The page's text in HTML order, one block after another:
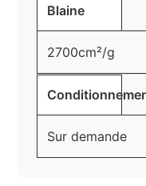
Blaine
2700cm²/g
Sur demande